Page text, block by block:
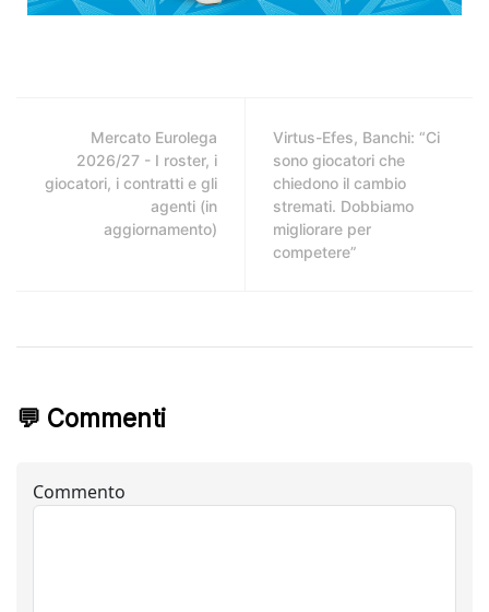
Mercato Eurolega
2026/27 - I roster, i
giocatori, i contratti e gli
agenti (in
aggiornamento)
Virtus-Efes, Banchi: “Ci
sono giocatori che
chiedono il cambio
stremati. Dobbiamo
migliorare per
competere”
💬 Commenti